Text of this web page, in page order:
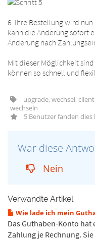
6. Ihre Bestellung wird
kann die Änderung sofort
Änderung nach
Mit dieser Möglichkeit
können so schnell und
upgrade, wechsel,
wechseln
5 Benutzer fanden dies
War diese
Nein
Verwandte Artikel
Wie lade ich mein
Das Guthaben-Konto
Zahlung je Rechnung.